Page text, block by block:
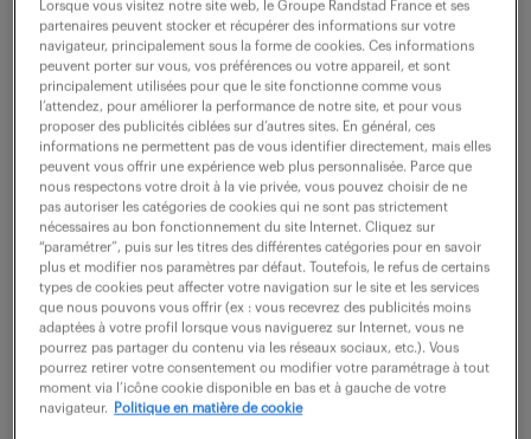
5 août 2026
Aimargues (30) intérim
6 mois
30 000 € / an
Vos missions: Rapprochement et saisie des factures
fournisseurs Etre l'administrateur de l'outil de notes
de frais en ouvrant les profils des associés Etre
l'interlocuteur privilégié du prestataire...
voir l'offre
Lorsque vous visitez notre site web, le Groupe Randstad France et ses
partenaires peuvent stocker et récupérer des informations sur votre
navigateur, principalement sous la forme de cookies. Ces informations
peuvent porter sur vous, vos préférences ou votre appareil, et sont
principalement utilisées pour que le site fonctionne comme vous
l’attendez, pour améliorer la performance de notre site, et pour vous
proposer des publicités ciblées sur d’autres sites. En général, ces
informations ne permettent pas de vous identifier directement, mais elles
peuvent vous offrir une expérience web plus personnalisée. Parce que
nous respectons votre droit à la vie privée, vous pouvez choisir de ne
pas autoriser les catégories de cookies qui ne sont pas strictement
nécessaires au bon fonctionnement du site Internet. Cliquez sur
“paramétrer”, puis sur les titres des différentes catégories pour en savoir
plus et modifier nos paramètres par défaut. Toutefois, le refus de certains
types de cookies peut affecter votre navigation sur le site et les services
que nous pouvons vous offrir (ex : vous recevrez des publicités moins
adaptées à votre profil lorsque vous naviguerez sur Internet, vous ne
pourrez pas partager du contenu via les réseaux sociaux, etc.). Vous
pourrez retirer votre consentement ou modifier votre paramétrage à tout
moment via l’icône cookie disponible en bas et à gauche de votre
navigateur.
Politique en matière de cookie